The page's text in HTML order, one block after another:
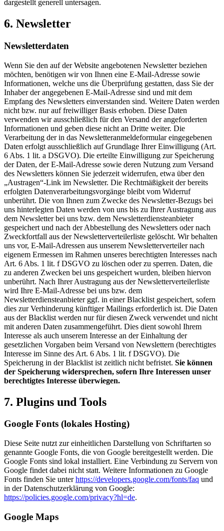
dargestellt generell untersagen.
6. Newsletter
Newsletter­daten
Wenn Sie den auf der Website angebotenen Newsletter beziehen
möchten, benötigen wir von Ihnen eine E-Mail-Adresse sowie
Informationen, welche uns die Überprüfung gestatten, dass Sie der
Inhaber der angegebenen E-Mail-Adresse sind und mit dem
Empfang des Newsletters einverstanden sind. Weitere Daten werden
nicht bzw. nur auf freiwilliger Basis erhoben. Diese Daten
verwenden wir ausschließlich für den Versand der angeforderten
Informationen und geben diese nicht an Dritte weiter. Die
Verarbeitung der in das Newsletteranmeldeformular eingegebenen
Daten erfolgt ausschließlich auf Grundlage Ihrer Einwilligung (Art.
6 Abs. 1 lit. a DSGVO). Die erteilte Einwilligung zur Speicherung
der Daten, der E-Mail-Adresse sowie deren Nutzung zum Versand
des Newsletters können Sie jederzeit widerrufen, etwa über den
„Austragen“-Link im Newsletter. Die Rechtmäßigkeit der bereits
erfolgten Datenverarbeitungsvorgänge bleibt vom Widerruf
unberührt. Die von Ihnen zum Zwecke des Newsletter-Bezugs bei
uns hinterlegten Daten werden von uns bis zu Ihrer Austragung aus
dem Newsletter bei uns bzw. dem Newsletterdiensteanbieter
gespeichert und nach der Abbestellung des Newsletters oder nach
Zweckfortfall aus der Newsletterverteilerliste gelöscht. Wir behalten
uns vor, E-Mail-Adressen aus unserem Newsletterverteiler nach
eigenem Ermessen im Rahmen unseres berechtigten Interesses nach
Art. 6 Abs. 1 lit. f DSGVO zu löschen oder zu sperren. Daten, die
zu anderen Zwecken bei uns gespeichert wurden, bleiben hiervon
unberührt. Nach Ihrer Austragung aus der Newsletterverteilerliste
wird Ihre E-Mail-Adresse bei uns bzw. dem
Newsletterdiensteanbieter ggf. in einer Blacklist gespeichert, sofern
dies zur Verhinderung künftiger Mailings erforderlich ist. Die Daten
aus der Blacklist werden nur für diesen Zweck verwendet und nicht
mit anderen Daten zusammengeführt. Dies dient sowohl Ihrem
Interesse als auch unserem Interesse an der Einhaltung der
gesetzlichen Vorgaben beim Versand von Newslettern (berechtigtes
Interesse im Sinne des Art. 6 Abs. 1 lit. f DSGVO). Die
Speicherung in der Blacklist ist zeitlich nicht befristet. Sie können
der Speicherung widersprechen, sofern Ihre Interessen unser
berechtigtes Interesse überwiegen.
7. Plugins und Tools
Google Fonts (lokales Hosting)
Diese Seite nutzt zur einheitlichen Darstellung von Schriftarten so
genannte Google Fonts, die von Google bereitgestellt werden. Die
Google Fonts sind lokal installiert. Eine Verbindung zu Servern von
Google findet dabei nicht statt. Weitere Informationen zu Google
Fonts finden Sie unterhttps://developers.google.com/fonts/faq und
in der Datenschutzerklärung von Google:
https://policies.google.com/privacy?hl=de.
Google Maps